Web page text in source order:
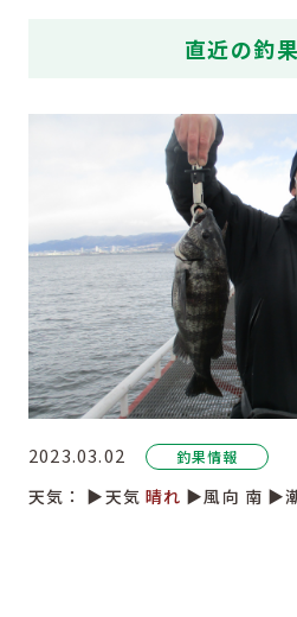
直近の釣
2023.03.02 釣果情報
天気： ▶︎天気 晴れ ▶︎風向 南 ▶︎